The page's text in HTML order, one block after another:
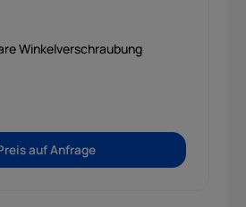
Winkelverschraubung
auf Anfrage